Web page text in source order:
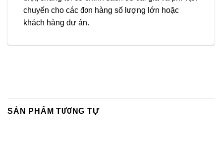
chuyển cho các đơn hàng số lượng lớn hoặc
khách hàng dự án.
SẢN PHẨM TƯƠNG TỰ